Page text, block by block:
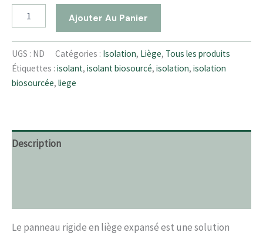
Ajouter Au Panier
UGS : ND Catégories : Isolation, Liège, Tous les produits
Étiquettes : isolant, isolant biosourcé, isolation, isolation
biosourcée, liege
Description
Le panneau rigide en liège expansé est une solution